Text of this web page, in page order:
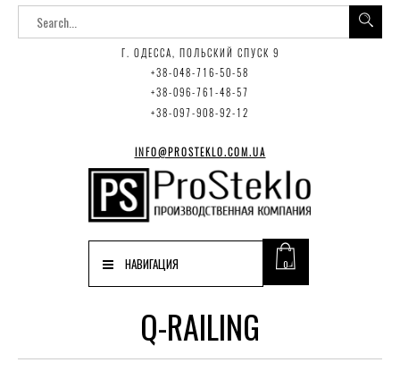
Г. ОДЕССА, ПОЛЬСКИЙ СПУСК 9
+38-048-716-50-58
+38-096-761-48-57
+38-097-908-92-12
INFO@PROSTEKLO.COM.UA
0
НАВИГАЦИЯ
Q-RAILING